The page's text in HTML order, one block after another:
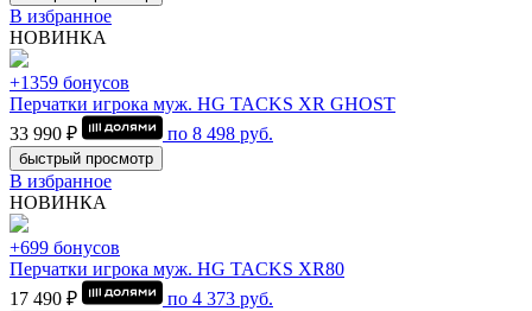
В избранное
НОВИНКА
+1359 бонусов
Перчатки игрока муж. HG TACKS XR GHOST
33 990 ₽
по 8 498 руб.
быстрый просмотр
В избранное
НОВИНКА
+699 бонусов
Перчатки игрока муж. HG TACKS XR80
17 490 ₽
по 4 373 руб.